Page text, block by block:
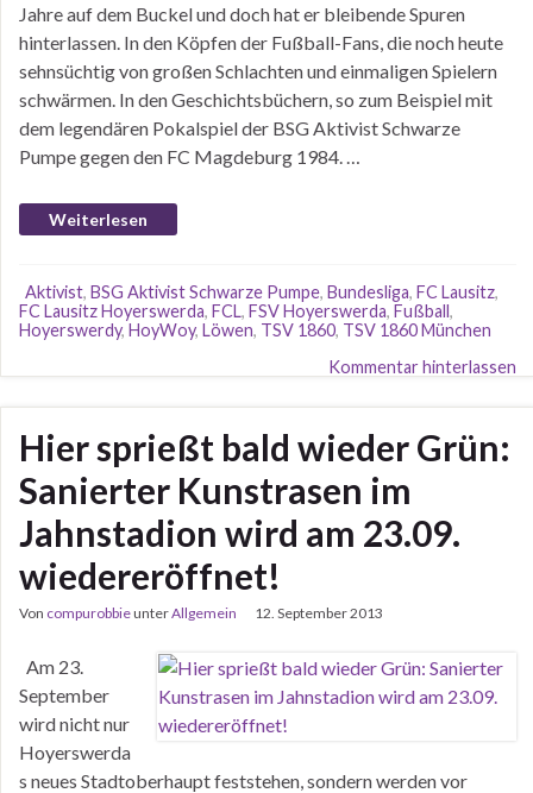
Jahre auf dem Buckel und doch hat er bleibende Spuren
hinterlassen. In den Köpfen der Fußball-Fans, die noch heute
sehnsüchtig von großen Schlachten und einmaligen Spielern
schwärmen. In den Geschichtsbüchern, so zum Beispiel mit
dem legendären Pokalspiel der BSG Aktivist Schwarze
Pumpe gegen den FC Magdeburg 1984. …
Weiterlesen
Aktivist, BSG Aktivist Schwarze Pumpe, Bundesliga, FC Lausitz,
FC Lausitz Hoyerswerda, FCL, FSV Hoyerswerda, Fußball,
Hoyerswerdy, HoyWoy, Löwen, TSV 1860, TSV 1860 München
Kommentar hinterlassen
Hier sprießt bald wieder Grün:
Sanierter Kunstrasen im
Jahnstadion wird am 23.09.
wiedereröffnet!
Von compurobbieunterAllgemein 12. September 2013
Am 23.
September
wird nicht nur
Hoyerswerda
s neues Stadtoberhaupt feststehen, sondern werden vor